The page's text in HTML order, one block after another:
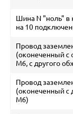
Шина N "ноль" в
на 10
Провод
(оконеченный с
М6, с другого
Провод
(оконеченный с
М6)